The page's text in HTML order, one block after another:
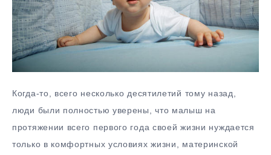
Когда-то, всего несколько десятилетий тому назад,
люди были полностью уверены, что малыш на
протяжении всего первого года своей жизни нуждается
только в комфортных условиях жизни, материнской